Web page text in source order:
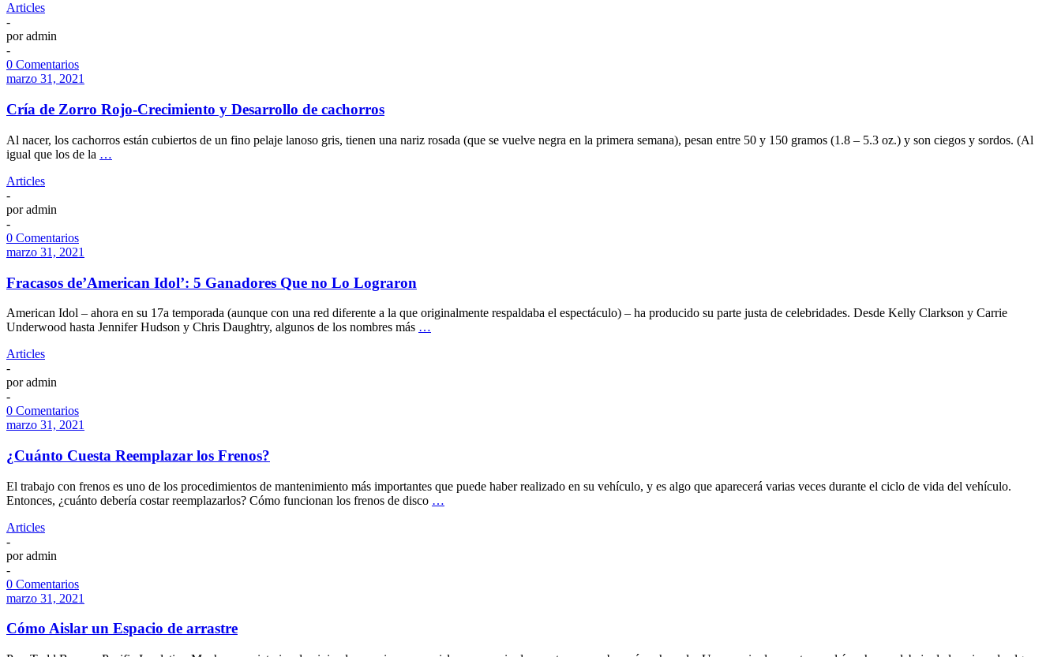
Articles
-
poradmin
-
0 Comentarios
marzo 31, 2021
Cría de Zorro Rojo-Crecimiento y Desarrollo de cachorros
Al nacer, los cachorros están cubiertos de un fino pelaje lanoso gris, tienen una nariz rosada (que se vuelve negra en la primera semana), pesan entre 50 y 150 gramos (1.8 – 5.3 oz.) y son ciegos y sordos. (Al
igual que los de la …
Articles
-
poradmin
-
0 Comentarios
marzo 31, 2021
Fracasos de’American Idol’: 5 Ganadores Que no Lo Lograron
American Idol – ahora en su 17a temporada (aunque con una red diferente a la que originalmente respaldaba el espectáculo) – ha producido su parte justa de celebridades. Desde Kelly Clarkson y Carrie
Underwood hasta Jennifer Hudson y Chris Daughtry, algunos de los nombres más …
Articles
-
poradmin
-
0 Comentarios
marzo 31, 2021
¿Cuánto Cuesta Reemplazar los Frenos?
El trabajo con frenos es uno de los procedimientos de mantenimiento más importantes que puede haber realizado en su vehículo, y es algo que aparecerá varias veces durante el ciclo de vida del vehículo.
Entonces, ¿cuánto debería costar reemplazarlos? Cómo funcionan los frenos de disco …
Articles
-
poradmin
-
0 Comentarios
marzo 31, 2021
Cómo Aislar un Espacio de arrastre